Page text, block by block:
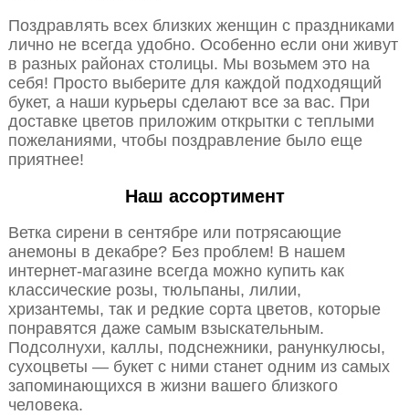
Поздравлять всех близких женщин с праздниками
лично не всегда удобно. Особенно если они живут
в разных районах столицы. Мы возьмем это на
себя! Просто выберите для каждой подходящий
букет, а наши курьеры сделают все за вас. При
доставке цветов приложим открытки с теплыми
пожеланиями, чтобы поздравление было еще
приятнее!
Наш ассортимент
Ветка сирени в сентябре или потрясающие
анемоны в декабре? Без проблем! В нашем
интернет-магазине всегда можно купить как
классические розы, тюльпаны, лилии,
хризантемы, так и редкие сорта цветов, которые
понравятся даже самым взыскательным.
Подсолнухи, каллы, подснежники, ранункулюсы,
сухоцветы — букет с ними станет одним из самых
запоминающихся в жизни вашего близкого
человека.